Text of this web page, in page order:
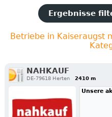
Ergebnisse
Betriebe in Kaiseraugst
NAHKAUF
DE-79618 Herten 2410 m
Unsere